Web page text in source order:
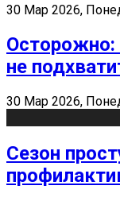
30 Мар 2026,
Осторожно:
не
30 Мар 2026,
Сезон